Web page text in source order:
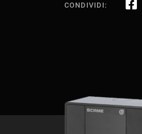
CONDIVIDI: